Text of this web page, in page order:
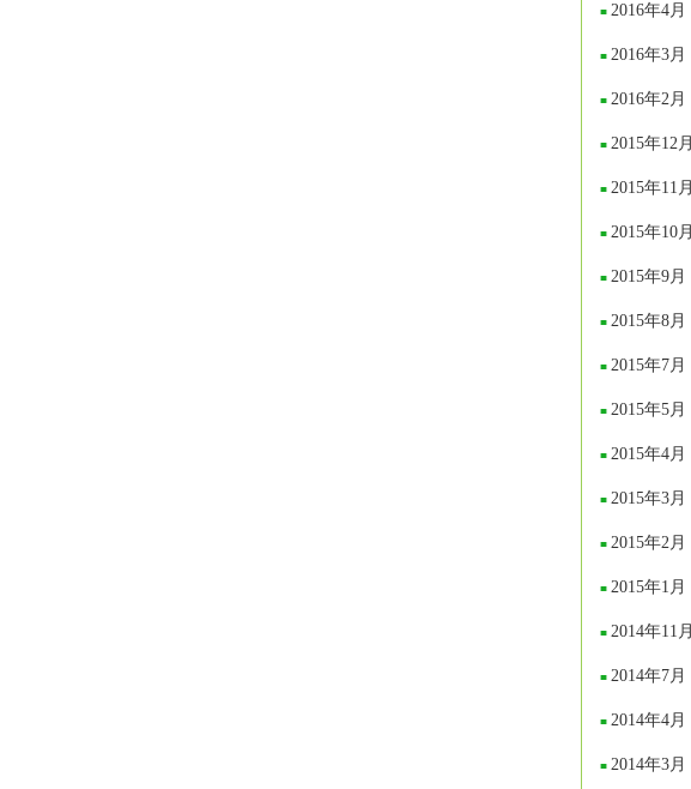
2016年4月
2016年3月
2016年2月
2015年12月
2015年11月
2015年10月
2015年9月
2015年8月
2015年7月
2015年5月
2015年4月
2015年3月
2015年2月
2015年1月
2014年11月
2014年7月
2014年4月
2014年3月